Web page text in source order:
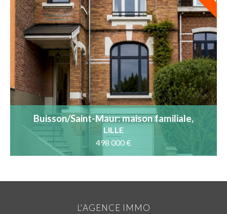
Buisson/Saint-Maur: maison familiale,
garage, jardin SO et DPE B
LILLE
498 000 €
L'AGENCE IMMO